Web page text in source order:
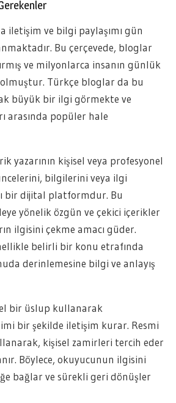
iletişim ve bilgi paylaşımı gün
Bu çerçevede, bloglar
ve milyonlarca insanın günlük
Türkçe bloglar da bu
büyük bir ilgi görmekte ve
arasında popüler hale
yazarının kişisel veya profesyonel
bilgilerini veya ilgi
bir dijital platformdur. Bu
yönelik özgün ve çekici içerikler
ilgisini çekme amacı güder.
belirli bir konu etrafında
derinlemesine bilgi ve anlayış
bir üslup kullanarak
bir şekilde iletişim kurar. Resmi
kişisel zamirleri tercih eder
Böylece, okuyucunun ilgisini
bağlar ve sürekli geri dönüşler